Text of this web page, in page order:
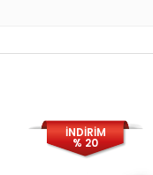
İNDİRİM
% 20